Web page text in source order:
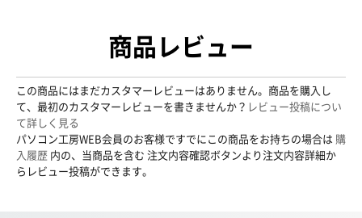
商品レビュー
この商品にはまだカスタマーレビューはありません。商品を購入し
て、最初のカスタマーレビューを書きませんか？ レビュー投稿につい
て詳しく見る
パソコン工房WEB会員のお客様ですでにこの商品をお持ちの場合は 購
入履歴 内の、当商品を含む 注文内容確認ボタンより注文内容詳細か
らレビュー投稿ができます。